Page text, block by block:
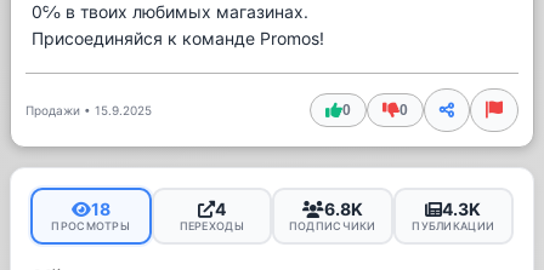
0℅ в твоих любимых магазинах.
Присоединяйся к команде Promos!
Продажи • 15.9.2025 0 0
18
ПРОСМОТРЫ
4
ПЕРЕХОДЫ
6.8K
ПОДПИСЧИКИ
4.3K
ПУБЛИКАЦИИ